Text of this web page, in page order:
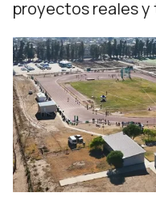
proyectos reales